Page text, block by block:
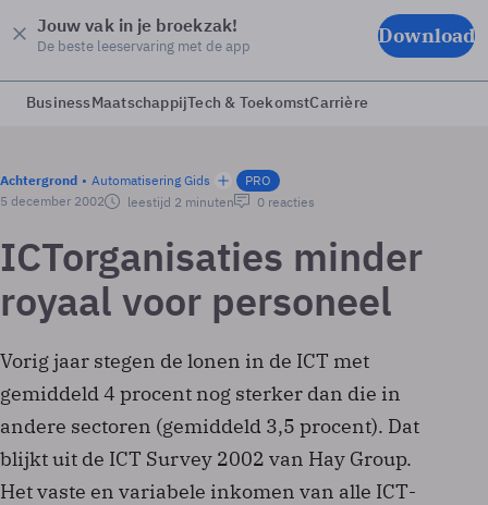
Jouw vak in je broekzak!
De beste leeservaring met de app Download
BusinessMaatschappijTech & ToekomstCarrière
Achtergrond Automatisering Gids
PRO
5 december 2002
leestijd 2 minuten 0 reacties
ICT­organisaties minder
royaal voor personeel
Vorig jaar stegen de lonen in de ICT met
gemiddeld 4 procent nog sterker dan die in
andere sectoren (gemiddeld 3,5 procent). Dat
blijkt uit de ICT Survey 2002 van Hay Group.
Het vaste en variabele inkomen van alle ICT­